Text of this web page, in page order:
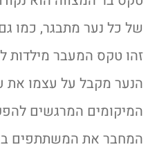
של כל נער מתבגר, כמו
זהו טקס המעבר מילדות
הנער מקבל על עצמו את
המיקומים המרגשים
המחבר את המשתתפים